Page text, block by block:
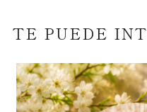
TE PUEDE